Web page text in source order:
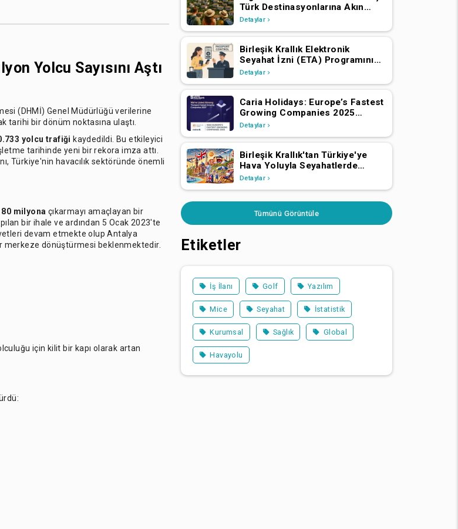
Yolcu Sayısını Aştı
(DHMİ) Genel Müdürlüğü verilerine
tarihi bir dönüm noktasına ulaştı.
yolcu trafiği kaydedildi. Bu etkileyici
tarihinde yeni bir rekora imza attı.
Türkiye'nin havacılık sektöründe önemli
80 milyona çıkarmayı amaçlayan bir
bir ihale ve ardından 5 Ocak 2023'te
devam etmekte olup Antalya
merkeze dönüştürmesi beklenmektedir.
için kilit bir kapı olarak artan
Türk Destinasyonlarına Akın
Ediyor
Detaylar
Birleşik Krallık Elektronik
Seyahat İzni (ETA) Programını
Genişletiyor: AEA ve İsviçre
Detaylar
Caria Holidays: Europe’s Fastest
Growing Companies 2025
Listesinde!
Detaylar
Birleşik Krallık'tan Türkiye'ye
Hava Yoluyla Seyahatlerde
2024'te Önemli Büyüme
Detaylar
Tümünü Görüntüle
Etiketler
İş İlanı Golf Yazılım
Mice Seyahat İstatistik
Kurumsal Sağlık Global
Havayolu